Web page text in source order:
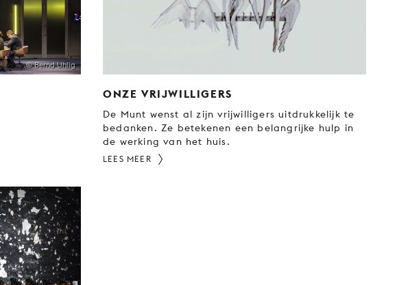
© Bernd Uhlig
ONZE VRIJWILLIGERS
De Munt wenst al zijn vrijwilligers uitdrukkelijk te
bedanken. Ze betekenen een belangrijke hulp in
de werking van het huis.
LEES MEER